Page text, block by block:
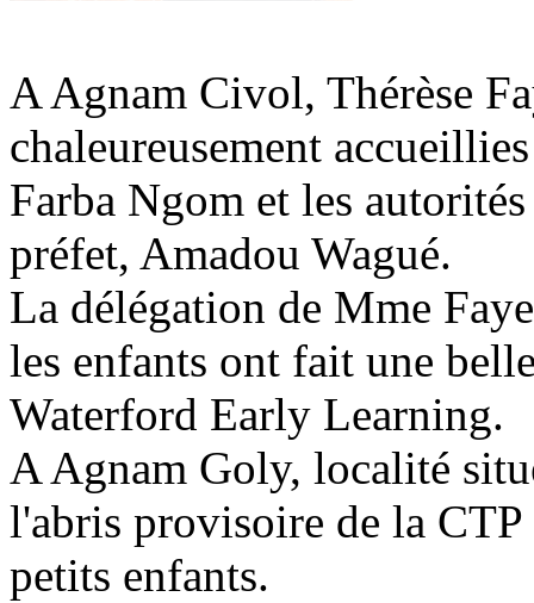
A Agnam Civol, Thérèse
chaleureusement
Farba Ngom et les
préfet, Amadou Wagué.
La délégation de Mme
les enfants ont fait une
Waterford Early Learning.
A Agnam Goly, localité
l'abris provisoire de la
petits enfants.